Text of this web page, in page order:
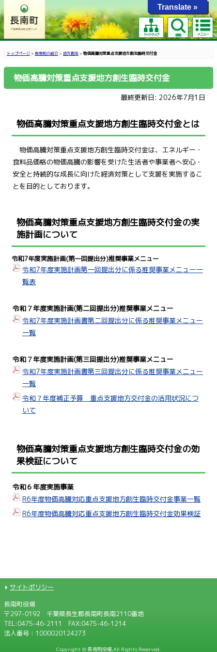
サイトマップ 検索 メニュー
トップページ > 長南町の紹介 > 地方創生 > 物価高騰対策重点支援地方創生臨時交付金
物価高騰対策重点支援地方創生臨時交付金
最終更新日: 2026年7月1日
物価高騰対策重点支援地方創生臨時交付金とは
物価高騰対策重点支援地方創生臨時交付金は、エネルギー・
食料品価格の物価高騰の影響を受けた生活者や事業者へ安心・
安全と持続的な成長に向けた経済対策として支援を実施するこ
とを目的としております。
物価高騰対策重点支援地方創生臨時交付金の実
施計画について
令和7年度実施計画(第一回提出分)推奨事業メニュー
令和7年度実施計画第一回提出分に係る推奨事業メニュー一
覧表
令和７年度実施計画(第二回提出分)推奨事業メニュー
令和7年度実施計画書第二回提出分に係る推奨事業メニュー
一覧
令和７年度実施計画(第三回提出分)推奨事業メニュー
令和7年度実施計画書第三回提出分に係る推奨事業メニュー
一覧
令和７年度補正予算 重点支援地方交付金の活用状況につ
いて
物価高騰対策重点支援地方創生臨時交付金の効
果検証について
令和６年度実施事業
R6年度物価高騰対応重点支援地方創生臨時交付金事業一覧
R6年度物価高騰対応重点支援地方創生臨時交付金効果検証
サイトポリシー
長南町役場
〒297-0192 千葉県長生郡長南町長南2110番地
TEL:0475-46-2111
FAX:0475-46-1214
法人番号：1000020124273
Copyright © 長南町役場,All Rights Reserved.
Translate »